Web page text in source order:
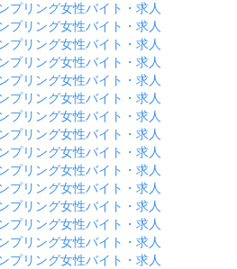
プリング女性バイト・求人
プリング女性バイト・求人
プリング女性バイト・求人
プリング女性バイト・求人
プリング女性バイト・求人
プリング女性バイト・求人
プリング女性バイト・求人
プリング女性バイト・求人
プリング女性バイト・求人
プリング女性バイト・求人
プリング女性バイト・求人
プリング女性バイト・求人
プリング女性バイト・求人
プリング女性バイト・求人
プリング女性バイト・求人